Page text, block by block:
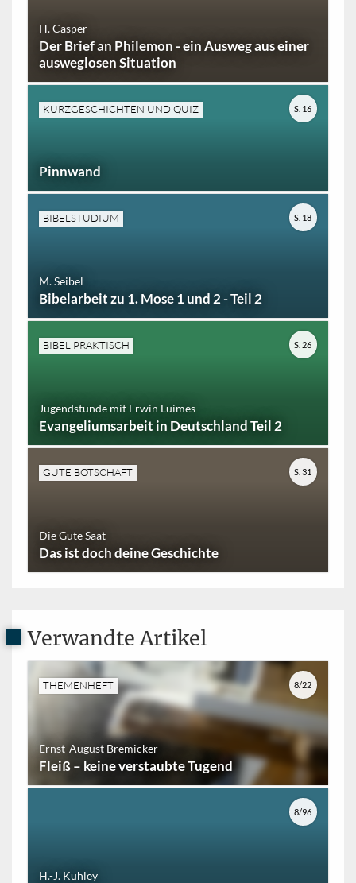
H. Casper
Der Brief an Philemon - ein Ausweg aus einer
ausweglosen Situation
KURZGESCHICHTEN UND QUIZ
Pinnwand
S. 16
BIBELSTUDIUM
M. Seibel
Bibelarbeit zu 1. Mose 1 und 2 - Teil 2
S. 18
BIBEL PRAKTISCH
Jugendstunde mit Erwin Luimes
Evangeliumsarbeit in Deutschland Teil 2
S. 26
GUTE BOTSCHAFT
Die Gute Saat
Das ist doch deine Geschichte
S. 31
Verwandte Artikel
THEMENHEFT
Ernst-August Bremicker
Fleiß – keine verstaubte Tugend
8/22
H.-J. Kuhley
8/96